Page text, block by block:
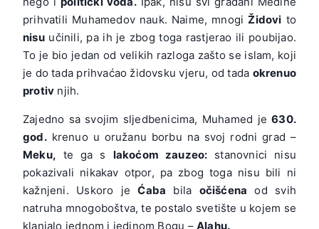
prihvatili Muhamedov nauk. Naime, mnogiŽidovi to
nisuučinili, pa ih je zbog toga rastjerao ili poubijao.
To je bio jedan od velikih razloga zašto se islam, koji
je do tada prihvaćao židovsku vjeru, od tada okrenuo
protiv njih.
Zajedno sa svojim sljedbenicima, Muhamed je630.
god.krenuo u oružanu borbu na svoj rodni grad –
Meku, te ga s lakoćom zauzeo: stanovnici nisu
pokazivali nikakav otpor, pa zbog toga nisu bili ni
kažnjeni. Uskoro jeĆaba bila očišćena od svih
natruha mnogoboštva, te postalo svetište u kojem se
klanjalo jednom i jedinom Bogu – Alahu.